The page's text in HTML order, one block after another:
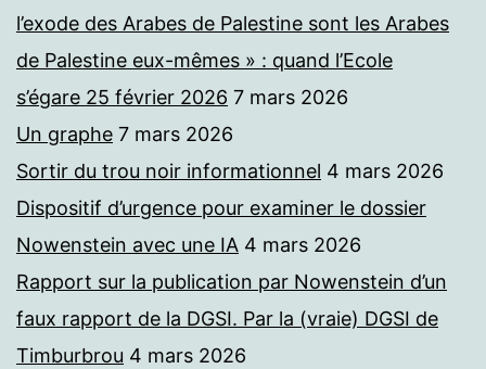
l’exode des Arabes de Palestine sont les Arabes
de Palestine eux-mêmes » : quand l’Ecole
s’égare 25 février 2026 7 mars 2026
Un graphe 7 mars 2026
Sortir du trou noir informationnel 4 mars 2026
Dispositif d’urgence pour examiner le dossier
Nowenstein avec une IA 4 mars 2026
Rapport sur la publication par Nowenstein d’un
faux rapport de la DGSI. Par la (vraie) DGSI de
Timburbrou 4 mars 2026